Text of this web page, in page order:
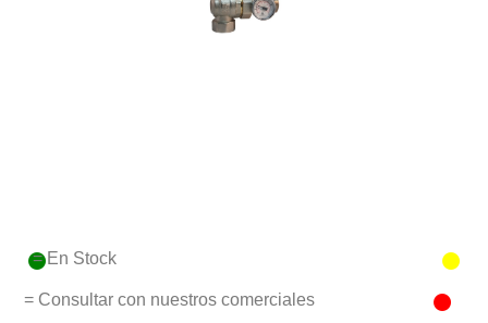
= En Stock
= Consultar con nuestros comerciales